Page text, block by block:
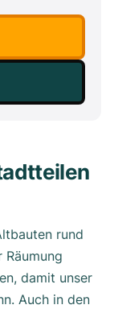
rund
damit unser
Auch in den